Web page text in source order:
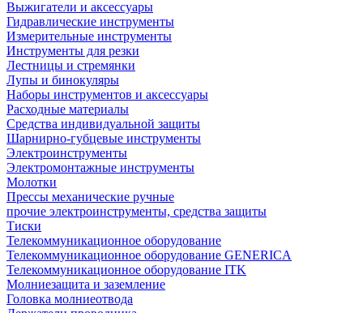
Выжигатели и аксессуары
Гидравлические инструменты
Измерительные инструменты
Инструменты для резки
Лестницы и стремянки
Лупы и бинокуляры
Наборы инструментов и аксессуары
Расходные материалы
Средства индивидуальной защиты
Шарнирно-губцевые инструменты
Электроинструменты
Электромонтажные инструменты
Молотки
Прессы механические ручные
прочие электроинструменты, средства защиты
Тиски
Телекоммуникационное оборудование
Телекоммуникационное оборудование GENERICA
Телекоммуникационное оборудование ITK
Молниезащита и заземление
Головка молниеотвода